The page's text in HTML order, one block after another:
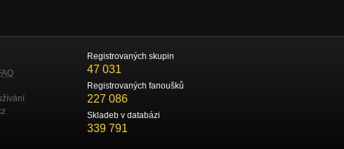
Registrovaných skupin
47 031
Registrovaných fanoušků
227 086
Skladeb v databázi
339 791